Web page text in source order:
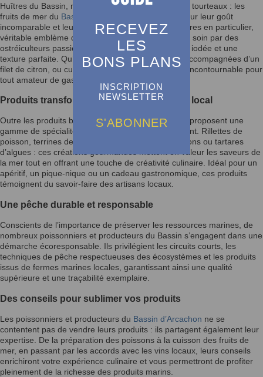
RECEVEZ
LES
BONS PLANS
INSCRIPTION
NEWSLETTER
S'ABONNER
Huîtres du Bassin, moules, palourdes, crevettes ou tourteaux : les
fruits de mer du Bassin d’Arcachon
sont réputés pour leur goût
incomparable et leur qualité irréprochable. Les huîtres en particulier,
véritable emblème de la région, sont cultivées avec soin par des
ostréiculteurs passionnés, garantissant une saveur iodée et une
texture parfaite. Qu’elles soient dégustées crues, accompagnées d’un
filet de citron, ou cuisinées en gratin, elles sont un incontournable pour
tout amateur de gastronomie marine.
Produits transformés : L’artisanat culinaire local
Outre les produits bruts, les commerces du Bassin proposent une
gamme de spécialités marines préparées localement. Rillettes de
poisson, terrines de fruits de mer, soupes de poissons ou tartares
d’algues : ces créations gourmandes mettent en valeur les saveurs de
la mer tout en offrant une touche de créativité culinaire. Idéal pour un
apéritif, un pique-nique ou un cadeau gastronomique, ces produits
témoignent du savoir-faire des artisans locaux.
Une pêche durable et responsable
Conscients de l’importance de préserver les ressources marines, de
nombreux poissonniers et producteurs du Bassin s’engagent dans une
démarche écoresponsable. Ils privilégient les circuits courts, les
techniques de pêche respectueuses des écosystèmes et les produits
issus de fermes marines locales, garantissant ainsi une qualité
supérieure et une traçabilité exemplaire.
Des conseils pour sublimer vos produits
Les poissonniers et producteurs du Bassin d’Arcachon ne se
contentent pas de vendre leurs produits : ils partagent également leur
expertise. De la préparation des poissons à la cuisson des fruits de
mer, en passant par les accords avec les vins locaux, leurs conseils
enrichiront votre expérience culinaire et vous permettront de profiter
pleinement de la richesse des produits marins.